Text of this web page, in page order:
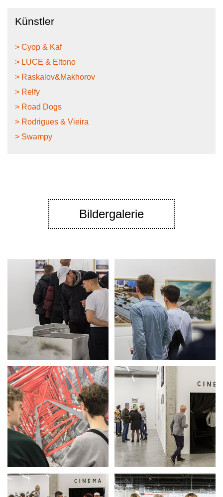
Künstler
> Cyop & Kaf
> LUCE & Eltono
> Raskalov&Makhorov
> Relfy
> Road Dogs
> Rodrigues & Vieira
> Swampy
Bildergalerie